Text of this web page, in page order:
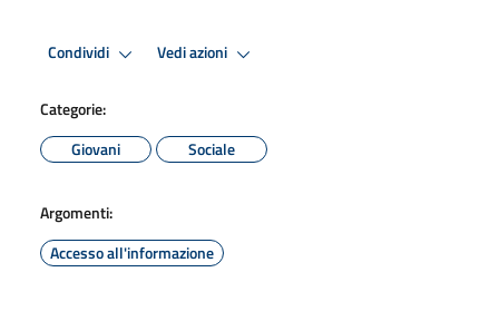
Condividi Vedi azioni
Categorie:
Giovani
Sociale
Argomenti:
Accesso all'informazione